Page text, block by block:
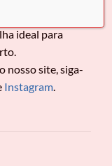
ideal para
nosso site, siga-
Instagram.